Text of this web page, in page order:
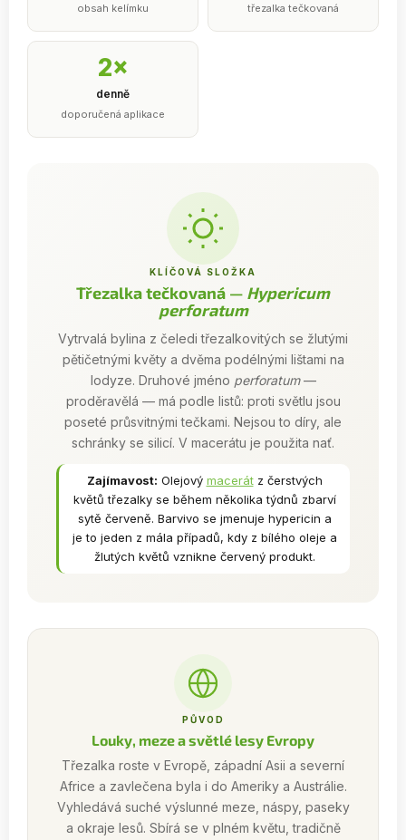
obsah kelímku třezalka tečkovaná
2×
denně
doporučená aplikace
KLÍČOVÁ SLOŽKA
Třezalka tečkovaná — Hypericum
perforatum
Vytrvalá bylina z čeledi třezalkovitých se žlutými
pětičetnými květy a dvěma podélnými lištami na
lodyze. Druhové jméno perforatum—
proděravělá — má podle listů: proti světlu jsou
poseté průsvitnými tečkami. Nejsou to díry, ale
schránky se silicí. V macerátu je použita nať.
Zajímavost: Olejový macerátz čerstvých
květů třezalky se během několika týdnů zbarví
sytě červeně. Barvivo se jmenuje hypericin a
je to jeden z mála případů, kdy z bílého oleje a
žlutých květů vznikne červený produkt.
PŮVOD
Louky, meze a světlé lesy Evropy
Třezalka roste v Evropě, západní Asii a severní
Africe a zavlečena byla i do Ameriky a Austrálie.
Vyhledává suché výslunné meze, náspy, paseky
a okraje lesů. Sbírá se v plném květu, tradičně